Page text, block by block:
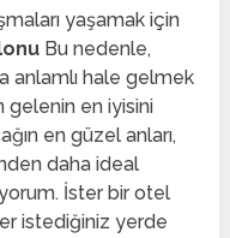
yaşamak için
Bu nedenle,
anlamlı hale gelmek
gelenin en iyisini
en güzel anları,
daha ideal
İster bir otel
istediğiniz yerde